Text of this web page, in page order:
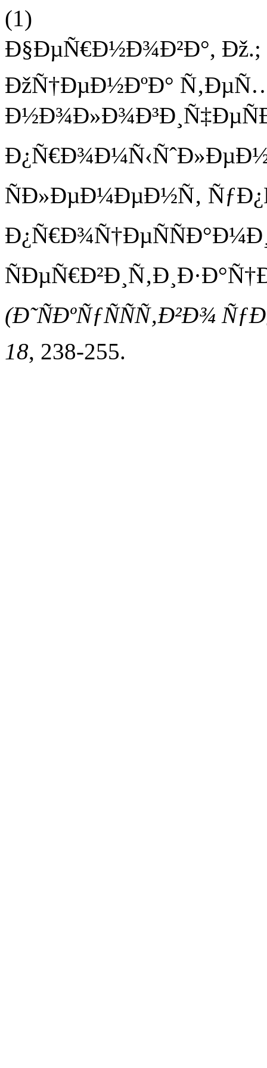
(1)
Ð§ÐµÑ€Ð½Ð¾Ð²Ð°, Ðž.;
ÐžÑ†ÐµÐ½ÐºÐ°
ÑÐ»ÐµÐ¼ÐµÐ½Ñ‚
(Ð˜ÑÐºÑƒÑÑÑ‚Ð²Ð¾
18, 238-255.